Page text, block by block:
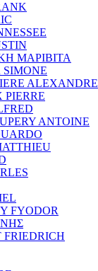
ΜΑΡΙΒΙΤΑ
ALEXANDRE
ANTOINE
FYODOR
FRIEDRICH